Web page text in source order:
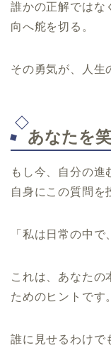
誰かの正解ではな
向へ舵を切る。
その勇気が、人生
あなたを
もし今、自分の進
自身にこの質問を
「私は日常の中
これは、あなたの
ためのヒントです。
誰に見せるわけで